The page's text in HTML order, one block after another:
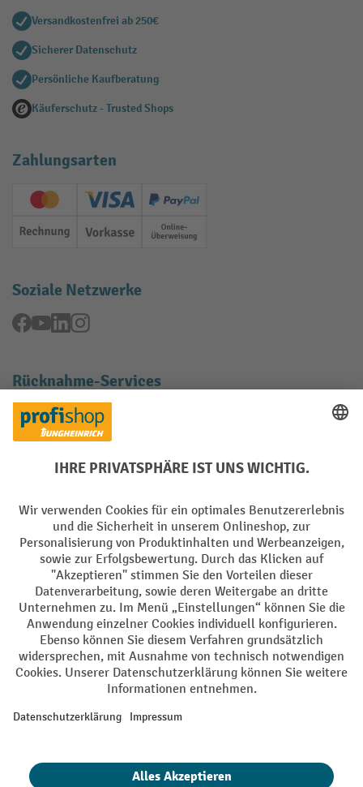
Versandkostenfrei ab 250€
Sicherer Datenschutz
Persönliche Kaufberatung
Käuferschutz - Trusted Shops
Zahlungsarten
Creditcard (Master)Creditcard (Visa)
PayPal
Rechnung Vorkasse Online-Überweisung
Soziale Netzwerke
Facebook
YouTubeLinkedInInstagram
Rücknahme-Services
Elektrogeräte Rückname
Batterie Rückname
Impressum Datenschutz
Barrierefreiheit Grounding Page Privacy Settings
Alle Preise exkl. gesetzl. Mehrwertsteuer zzgl.Versandkostenund ggf.
Nachnahmegebühren, wenn nicht anders angegeben.
¹ Der Rabatt gilt so lange der Vorrat reicht. Der Rabatt gilt nicht auf
oder Gutscheinen ist nicht möglich. | ² Der Rabatt wird einmalig bei
eingelöst werden. Die Höhe des Rabatts variiert je nach